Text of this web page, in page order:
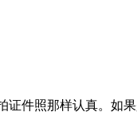
件照那样认真。如